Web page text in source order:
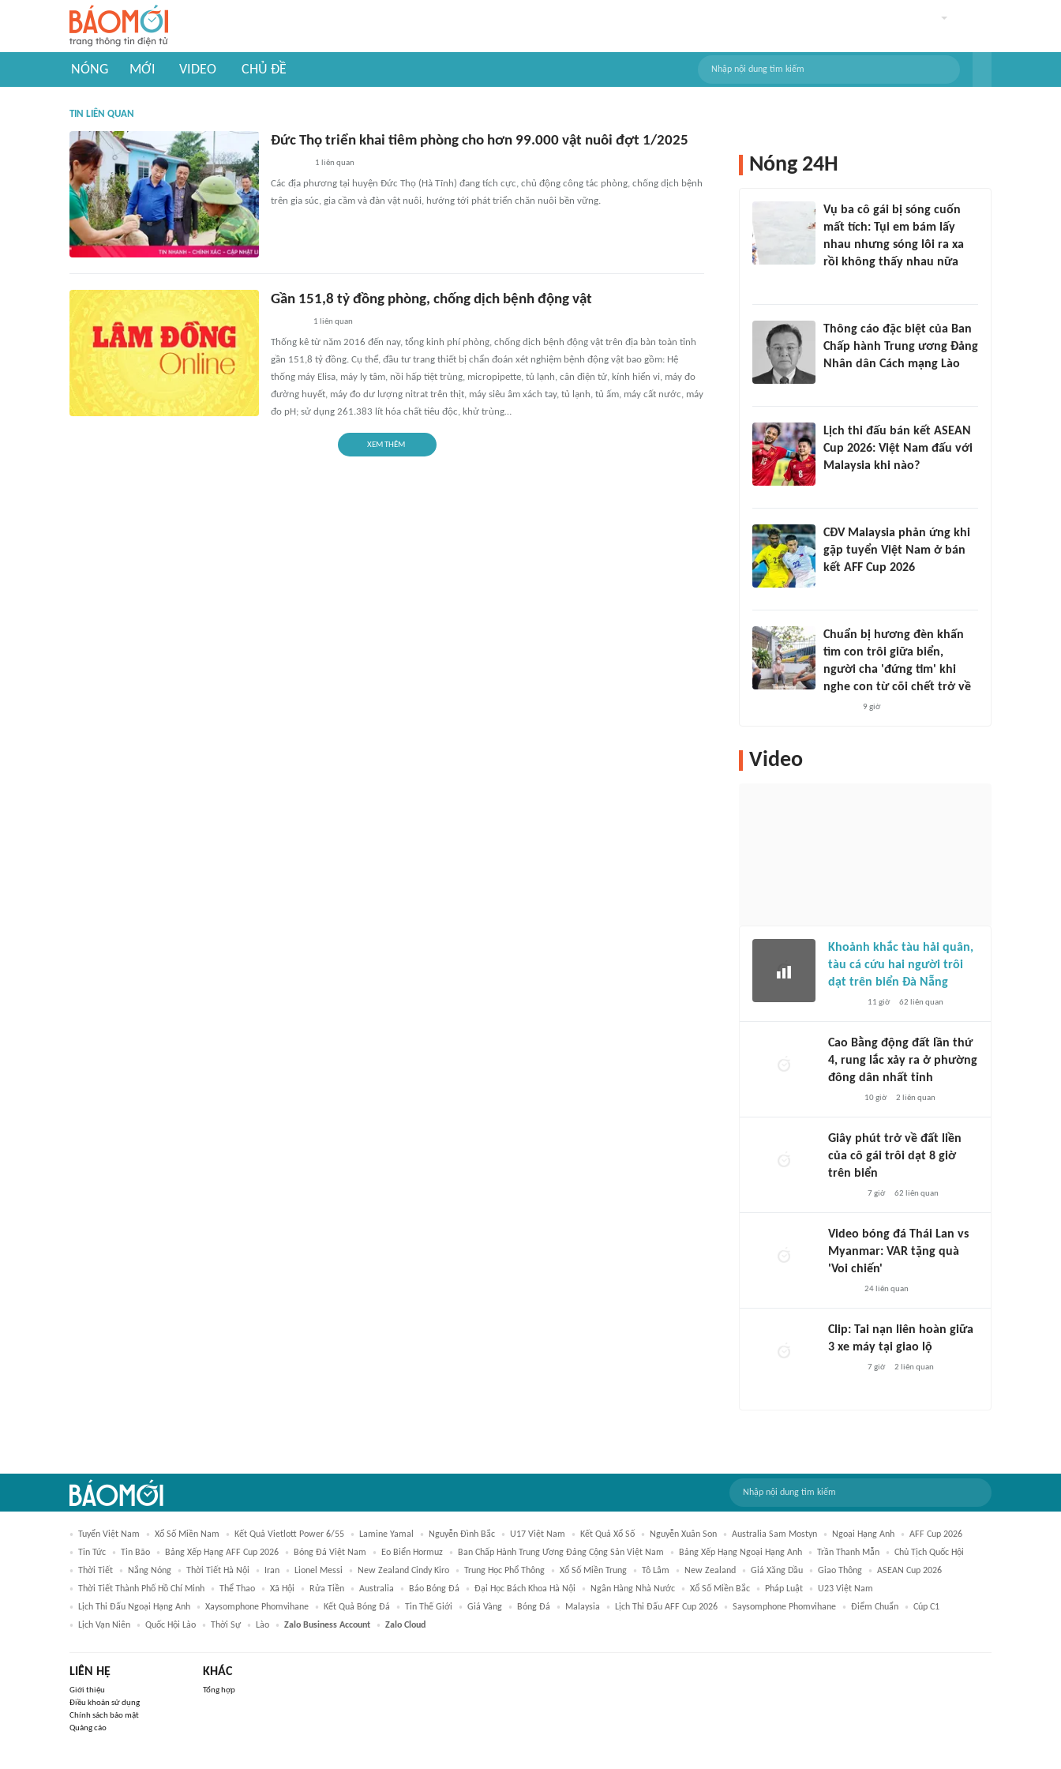
NÓNG MỚI VIDEO CHỦ ĐỀ
TIN LIÊN QUAN
Đức Thọ triển khai tiêm phòng cho hơn 99.000 vật nuôi đợt 1/2025
1 liên quan
Các địa phương tại huyện Đức Thọ (Hà Tĩnh) đang tích cực, chủ động công tác phòng, chống dịch bệnh
trên gia súc, gia cầm và đàn vật nuôi, hướng tới phát triển chăn nuôi bền vững.
Gần 151,8 tỷ đồng phòng, chống dịch bệnh động vật
1 liên quan
Thống kê từ năm 2016 đến nay, tổng kinh phí phòng, chống dịch bệnh động vật trên địa bàn toàn tỉnh
gần 151,8 tỷ đồng. Cụ thể, đầu tư trang thiết bị chẩn đoán xét nghiệm bệnh động vật bao gồm: Hệ
thống máy Elisa, máy ly tâm, nồi hấp tiệt trùng, micropipette, tủ lạnh, cân điện tử, kính hiển vi, máy đo
đường huyết, máy đo dư lượng nitrat trên thịt, máy siêu âm xách tay, tủ lạnh, tủ ấm, máy cất nước, máy
đo pH; sử dụng 261.383 lít hóa chất tiêu độc, khử trùng…
XEM THÊM
Nóng 24H
Vụ ba cô gái bị sóng cuốn
mất tích: Tụi em bám lấy
nhau nhưng sóng lôi ra xa
rồi không thấy nhau nữa
Thông cáo đặc biệt của Ban
Chấp hành Trung ương Đảng
Nhân dân Cách mạng Lào
Lịch thi đấu bán kết ASEAN
Cup 2026: Việt Nam đấu với
Malaysia khi nào?
CĐV Malaysia phản ứng khi
gặp tuyển Việt Nam ở bán
kết AFF Cup 2026
Chuẩn bị hương đèn khấn
tìm con trôi giữa biển,
người cha 'đứng tim' khi
nghe con từ cõi chết trở về
9 giờ
Video
Khoảnh khắc tàu hải quân,
tàu cá cứu hai người trôi
dạt trên biển Đà Nẵng
11 giờ 62 liên quan
Cao Bằng động đất lần thứ
4, rung lắc xảy ra ở phường
đông dân nhất tỉnh
10 giờ 2 liên quan
Giây phút trở về đất liền
của cô gái trôi dạt 8 giờ
trên biển
7 giờ 62 liên quan
Video bóng đá Thái Lan vs
Myanmar: VAR tặng quà
'Voi chiến'
24liên quan
Clip: Tai nạn liên hoàn giữa
3 xe máy tại giao lộ
7 giờ 2 liên quan
Tuyển Việt Nam Xổ Số Miền Nam Kết Quả Vietlott Power 6/55 Lamine Yamal Nguyễn Đình Bắc U17 Việt Nam Kết Quả Xổ Số Nguyễn Xuân Son Australia Sam Mostyn Ngoại Hạng Anh
AFF Cup 2026
Tin Tức
Tin Bão Bảng Xếp Hạng AFF Cup 2026 Bóng Đá Việt Nam Eo Biển Hormuz Ban Chấp Hành Trung Ương Đảng Cộng Sản Việt Nam Bảng Xếp Hạng Ngoại Hạng Anh Trần Thanh Mẫn
Chủ Tịch Quốc Hội
Thời Tiết
Nắng Nóng Thời Tiết Hà Nội Iran Lionel Messi New Zealand Cindy Kiro Trung Học Phổ Thông Xổ Số Miền Trung Tô Lâm New Zealand Giá Xăng Dầu Giao Thông
ASEAN Cup 2026
Thời Tiết Thành Phố Hồ Chí Minh
Thể Thao Xã Hội Rửa Tiền Australia Báo Bóng Đá Đại Học Bách Khoa Hà Nội Ngân Hàng Nhà Nước Xổ Số Miền Bắc Pháp Luật
U23 Việt Nam
Lịch Thi Đấu Ngoại Hạng Anh
Xaysomphone Phomvihane Kết Quả Bóng Đá Tin Thế Giới Giá Vàng Bóng Đá Malaysia Lịch Thi Đấu AFF Cup 2026 Saysomphone Phomvihane Điểm Chuẩn
Cúp C1
Lịch Vạn Niên
Quốc Hội Lào Thời Sự Lào Zalo Business Account Zalo Cloud
LIÊN HỆ
Giới thiệu
Điều khoản sử dụng
Chính sách bảo mật
Quảng cáo
KHÁC
Tổng hợp